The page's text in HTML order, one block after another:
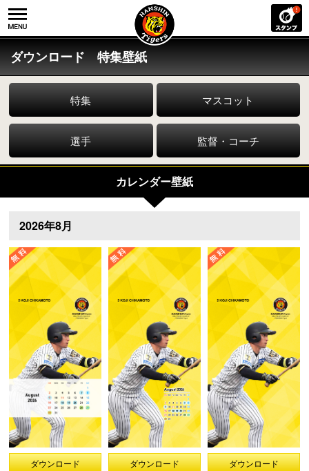
ダウンロード 特集壁紙
特集 マスコット
選手 監督・コーチ
カレンダー壁紙
2026年8月
ダウンロード ダウンロード ダウンロード